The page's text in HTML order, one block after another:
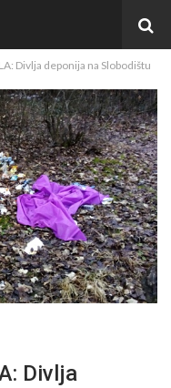
Divlja deponija na Slobodištu
Divlja